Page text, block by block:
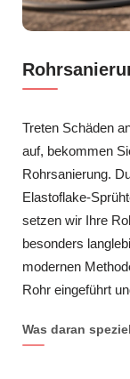
Treten Schäden
auf, bekommen
Rohrsanierung.
Elastoflake-
setzen wir Ihre
besonders
modernen
Rohr eingeführt
Was daran